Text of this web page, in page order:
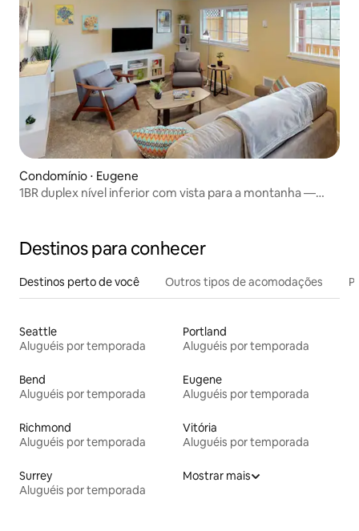
Condomínio ⋅ Eugene
1BR duplex nível inferior com vista para a montanha —
Destinos para conhecer
Destinos perto de você Outros tipos de acomodações
Seattle
Aluguéis por temporada
Portland
Aluguéis por temporada
Bend
Aluguéis por temporada
Eugene
Aluguéis por temporada
Richmond
Aluguéis por temporada
Vitória
Aluguéis por temporada
Surrey
Aluguéis por temporada
Mostrar mais